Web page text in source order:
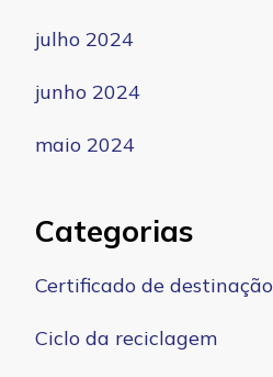
julho 2024
junho 2024
maio 2024
Categorias
Certificado de
Ciclo da reciclagem